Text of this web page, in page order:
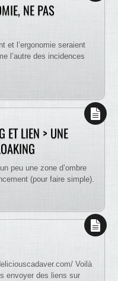
NE PAS
et l’ergonomie seraient
l’autre des incidences
ET LIEN > UNE
peu une zone d’ombre
(pour faire simple).
Voilà
envoyer des liens sur